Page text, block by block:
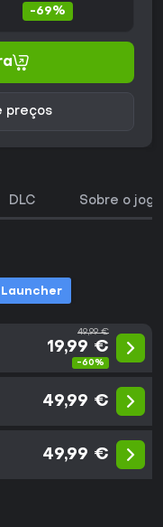
-69%
preços
DLC Sobre o jogo
Launcher
49,99 €
19,99 €
-60%
49,99 €
49,99 €